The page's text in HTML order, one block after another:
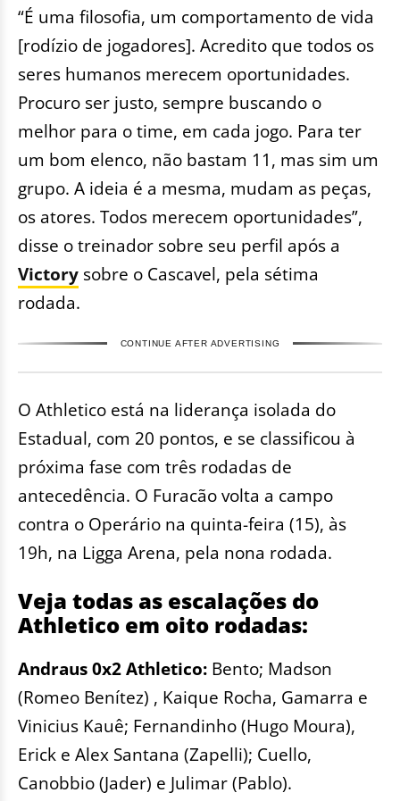
“É uma filosofia, um comportamento de vida
[rodízio de jogadores]. Acredito que todos os
seres humanos merecem oportunidades.
Procuro ser justo, sempre buscando o
melhor para o time, em cada jogo. Para ter
um bom elenco, não bastam 11, mas sim um
grupo. A ideia é a mesma, mudam as peças,
os atores. Todos merecem oportunidades”,
disse o treinador sobre seu perfil após a
Victory sobre o Cascavel, pela sétima
rodada.
CONTINUE AFTER ADVERTISING
O Athletico está na liderança isolada do
Estadual, com 20 pontos, e se classificou à
próxima fase com três rodadas de
antecedência. O Furacão volta a campo
contra o Operário na quinta-feira (15), às
19h, na Ligga Arena, pela nona rodada.
Veja todas as escalações do
Athletico em oito rodadas:
Andraus 0x2 Athletico: Bento; Madson
(Romeo Benítez) , Kaique Rocha, Gamarra e
Vinicius Kauê; Fernandinho (Hugo Moura),
Erick e Alex Santana (Zapelli); Cuello,
Canobbio (Jader) e Julimar (Pablo).